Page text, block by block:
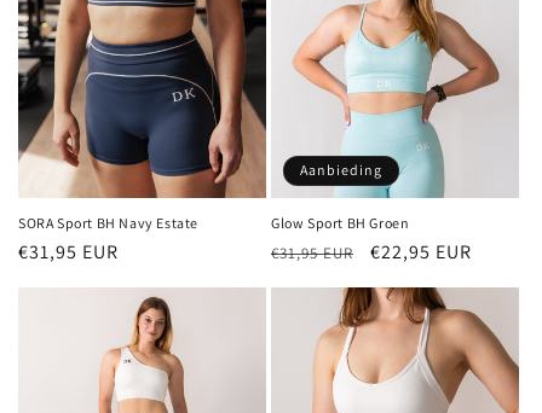
SORA Sport BH Navy Estate
Normale
€31,95 EUR
Aanbieding
Glow Sport BH Groen
Normale
€31,95 EUR Aanbiedingsprijs
€22,95 EUR